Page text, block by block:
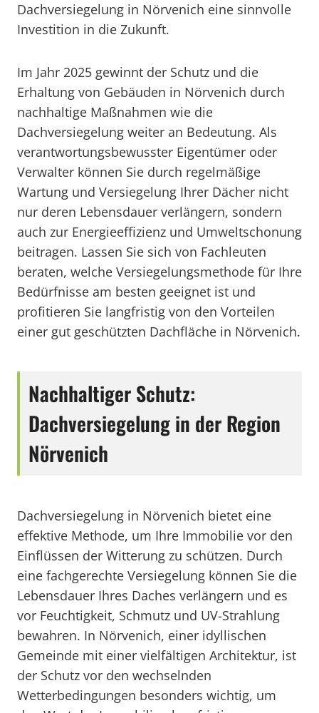
Dachversiegelung in Nörvenich eine sinnvolle
Investition in die Zukunft.
Im Jahr 2025 gewinnt der Schutz und die
Erhaltung von Gebäuden in Nörvenich durch
nachhaltige Maßnahmen wie die
Dachversiegelung weiter an Bedeutung. Als
verantwortungsbewusster Eigentümer oder
Verwalter können Sie durch regelmäßige
Wartung und Versiegelung Ihrer Dächer nicht
nur deren Lebensdauer verlängern, sondern
auch zur Energieeffizienz und Umweltschonung
beitragen. Lassen Sie sich von Fachleuten
beraten, welche Versiegelungsmethode für Ihre
Bedürfnisse am besten geeignet ist und
profitieren Sie langfristig von den Vorteilen
einer gut geschützten Dachfläche in Nörvenich.
Nachhaltiger Schutz:
Dachversiegelung in der Region
Nörvenich
Dachversiegelung in Nörvenich bietet eine
effektive Methode, um Ihre Immobilie vor den
Einflüssen der Witterung zu schützen. Durch
eine fachgerechte Versiegelung können Sie die
Lebensdauer Ihres Daches verlängern und es
vor Feuchtigkeit, Schmutz und UV-Strahlung
bewahren. In Nörvenich, einer idyllischen
Gemeinde mit einer vielfältigen Architektur, ist
der Schutz vor den wechselnden
Wetterbedingungen besonders wichtig, um